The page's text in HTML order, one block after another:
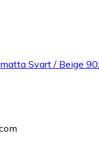
Svart / Beige